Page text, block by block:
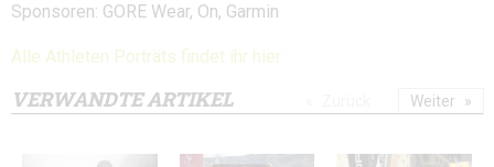
Sponsoren: GORE Wear, On, Garmin
Alle Athleten Porträts findet ihr hier
VERWANDTE ARTIKEL Weiter